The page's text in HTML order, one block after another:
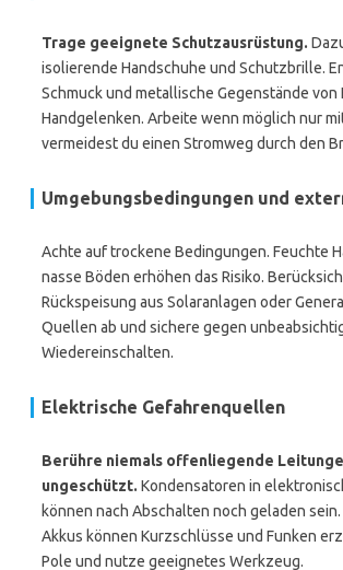
Trage geeignete Schutzausrüstung.
isolierende Handschuhe und Schutzbrille.
Schmuck und metallische Gegenstände von
Handgelenken. Arbeite wenn möglich nur
vermeidest du einen Stromweg durch den
Umgebungsbedingungen und
Achte auf trockene Bedingungen. Feuchte
nasse Böden erhöhen das Risiko.
Rückspeisung aus Solaranlagen oder
Quellen ab und sichere gegen
Wiedereinschalten.
Elektrische Gefahrenquellen
Berühre niemals offenliegende
ungeschützt. Kondensatoren in
können nach Abschalten noch geladen
Akkus können Kurzschlüsse und Funken
Pole und nutze geeignetes Werkzeug.